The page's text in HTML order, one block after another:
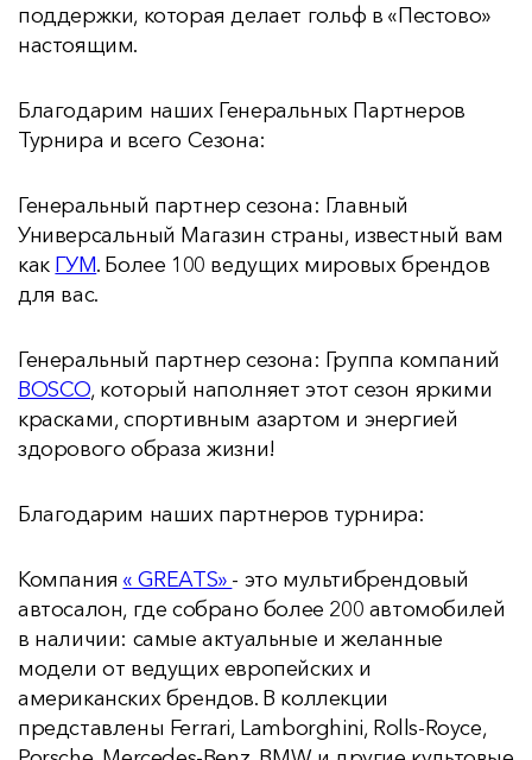
поддержки, которая делает гольф в «Пестово»
настоящим.
Благодарим наших Генеральных Партнеров
Турнира и всего Сезона:
Генеральный партнер сезона: Главный
Универсальный Магазин страны, известный вам
как ГУМ. Более 100 ведущих мировых брендов
для вас.
Генеральный партнер сезона: Группа компаний
BOSCO, который наполняет этот сезон яркими
красками, спортивным азартом и энергией
здорового образа жизни!
Благодарим наших партнеров турнира:
Компания « GREATS» - это мультибрендовый
автосалон, где собрано более 200 автомобилей
в наличии: самые актуальные и желанные
модели от ведущих европейских и
американских брендов. В коллекции
представлены Ferrari, Lamborghini, Rolls-Royce,